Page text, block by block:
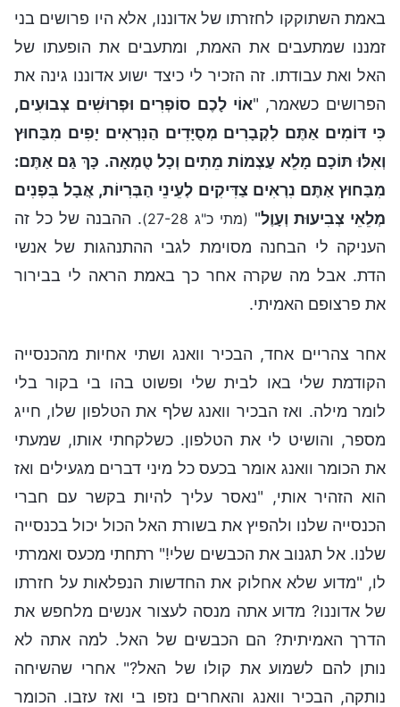
באמת השתוקקו לחזרתו של אדוננו, אלא היו פרושים בני
זמננו שמתעבים את האמת, ומתעבים את הופעתו של
האל ואת עבודתו. זה הזכיר לי כיצד ישוע אדוננו גינה את
הפרושים כשאמר, "אוֹי לָכֶם סוֹפְרִים וּפְרוּשִׁים צְבוּעִים,
כִּי דּוֹמִים אַתֶּם לִקְבָרִים מְסֻיָּדִים הַנִּרְאִים יָפִים מִבַּחוּץ
וְאִלּוּ תּוֹכָם מָלֵא עַצְמוֹת מֵתִים וְכָל טֻמְאָה. כָּךְ גַּם אַתֶּם:
מִבַּחוּץ אַתֶּם נִרְאִים צַדִּיקִים לְעֵינֵי הַבְּרִיוֹת, אֲבָל בִּפְנִים
מְלֵאֵי צְבִיעוּת וְעָוֶל" (מתי כ"ג 27-28)
. ההבנה של כל זה
העניקה לי הבחנה מסוימת לגבי ההתנהגות של אנשי
הדת. אבל מה שקרה אחר כך באמת הראה לי בבירור
את פרצופם האמיתי.
אחר צהריים אחד, הבכיר וואנג ושתי אחיות מהכנסייה
הקודמת שלי באו לבית שלי ופשוט בהו בי בקור בלי
לומר מילה. ואז הבכיר וואנג שלף את הטלפון שלו, חייג
מספר, והושיט לי את הטלפון. כשלקחתי אותו, שמעתי
את הכומר וואנג אומר בכעס כל מיני דברים מגעילים ואז
הוא הזהיר אותי, "נאסר עליך להיות בקשר עם חברי
הכנסייה שלנו ולהפיץ את בשורת האל הכול יכול בכנסייה
שלנו. אל תגנוב את הכבשים שלי!" רתחתי מכעס ואמרתי
לו, "מדוע שלא אחלוק את החדשות הנפלאות על חזרתו
של אדוננו? מדוע אתה מנסה לעצור אנשים מלחפש את
הדרך האמיתית? הם הכבשים של האל. למה אתה לא
נותן להם לשמוע את קולו של האל?" אחרי שהשיחה
נותקה, הבכיר וואנג והאחרים נזפו בי ואז עזבו. הכומר